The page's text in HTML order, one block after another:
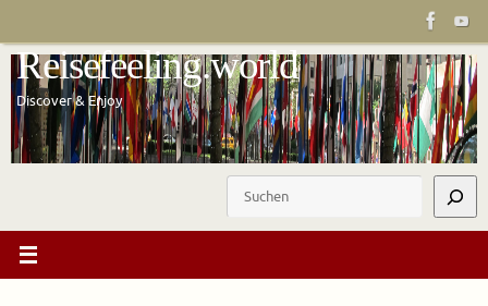
springen
Reisefeeling.world
Discover & Enjoy